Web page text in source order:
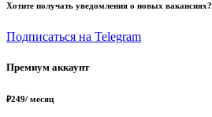
Хотите получать уведомления о новых вакансиях?
Подписаться на Telegram
Премиум аккаунт
₽249/ месяц